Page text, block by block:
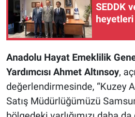
SEDDK
Anadolu Hayat Emeklilik
Yardımcısı Ahmet Altınsoy,
değerlendirmesinde, “Kuzey
Satış Müdürlüğümüzü